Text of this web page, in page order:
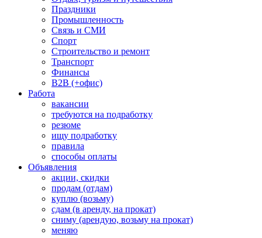
Праздники
Промышленность
Связь и СМИ
Спорт
Строительство и ремонт
Транспорт
Финансы
B2B (+офис)
Работа
вакансии
требуются на подработку
резюме
ищу подработку
правила
способы оплаты
Объявления
акции, скидки
продам (отдам)
куплю (возьму)
сдам (в аренду, на прокат)
сниму (арендую, возьму на прокат)
меняю